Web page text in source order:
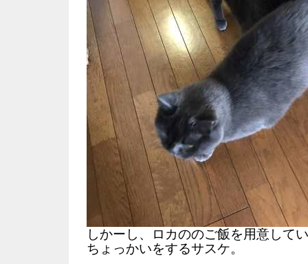
しかーし、ロカののご飯を用意して
ちょっかいをするサスケ。